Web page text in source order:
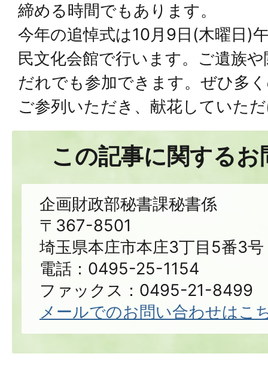
締める時間でもあります。
今年の追悼式は10月9日(木曜日)
民文化会館で行います。ご遺族
だれでも参加できます。ぜひ多
ご参列いただき、献花していた
この記事に関する
企画財政部秘書課秘書係
〒367-8501
埼玉県本庄市本庄3丁目5番3号
電話：0495-25-1154
ファックス：0495-21-8499
メールでのお問い合わせはこ